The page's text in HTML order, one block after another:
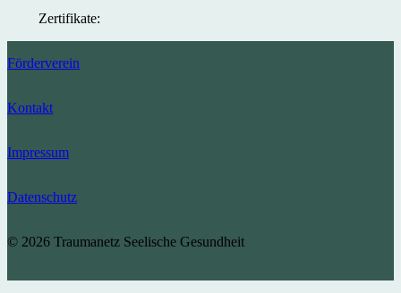
Zertifikate:
Förderverein
Kontakt
Impressum
Datenschutz
© 2026 Traumanetz Seelische Gesundheit